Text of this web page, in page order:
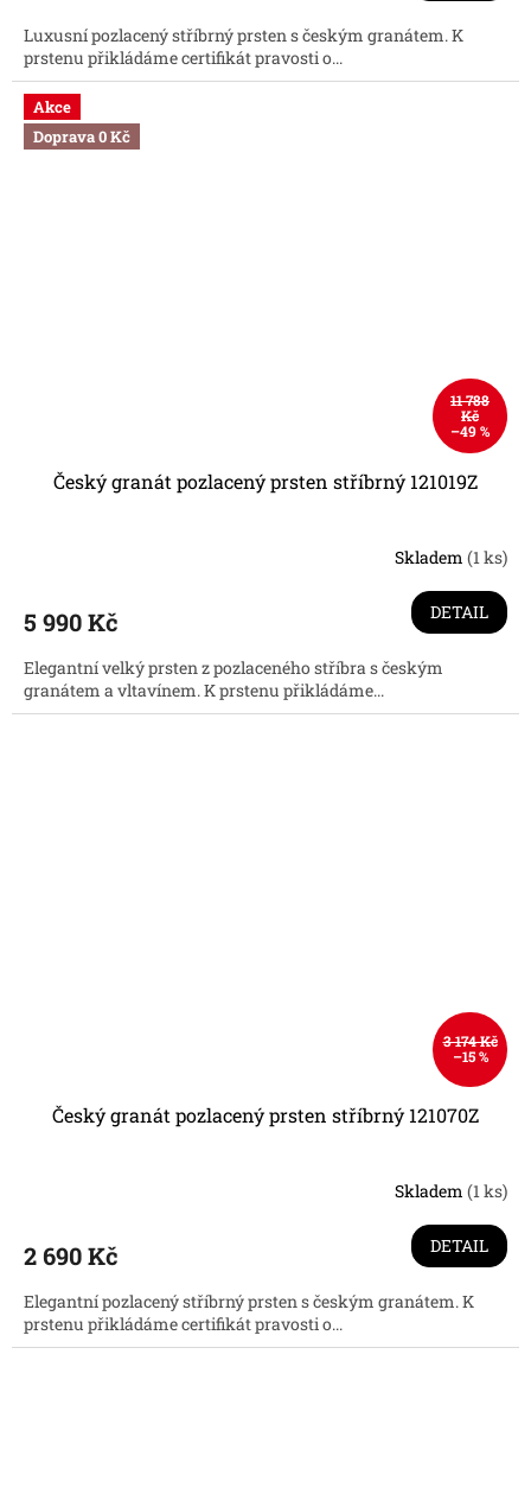
Luxusní pozlacený stříbrný prsten s českým granátem. K
prstenu přikládáme certifikát pravosti o...
Akce
Doprava 0 Kč
11 788
Kč
–49 %
Český granát pozlacený prsten stříbrný 121019Z
je
z
5
hvězdiček.
Skladem(1 ks)
5 990 Kč DETAIL
Elegantní velký prsten z pozlaceného stříbra s českým
granátem a vltavínem. K prstenu přikládáme...
3 174 Kč
–15 %
Český granát pozlacený prsten stříbrný 121070Z
Skladem (1 ks)
2 690 Kč DETAIL
Elegantní pozlacený stříbrný prsten s českým granátem. K
prstenu přikládáme certifikát pravosti o...